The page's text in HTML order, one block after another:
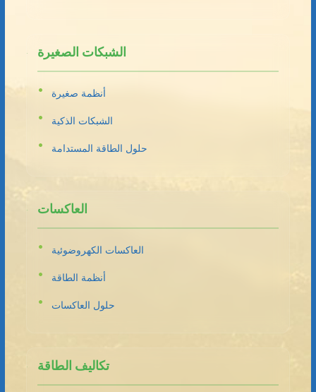
الشبكات الصغيرة
أنظمة صغيرة
الشبكات الذكية
حلول الطاقة المستدامة
العاكسات
العاكسات الكهروضوئية
أنظمة الطاقة
حلول العاكسات
تكاليف الطاقة